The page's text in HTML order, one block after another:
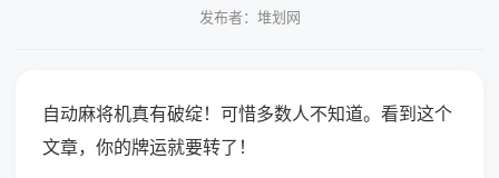
发布者：堆划网
自动麻将机真有破绽！可惜多数人不知道。看到这个
文章，你的牌运就要转了！